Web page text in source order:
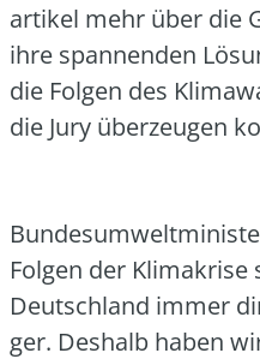
ar­ti­kel mehr über die
ihre span­nen­den
die Fol­gen des
die Jury über­zeu­gen
Fol­gen der
Deutsch­land immer
ger. Des­halb haben